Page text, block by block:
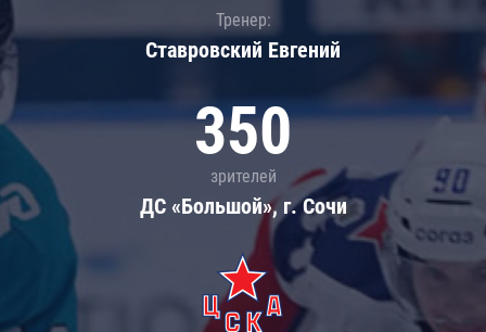
Тренер:
Ставровский Евгений
350
зрителей
ДС «Большой», г. Сочи